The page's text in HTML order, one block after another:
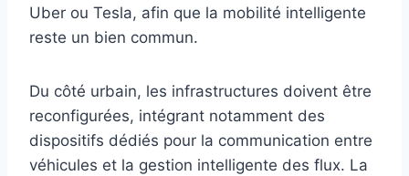
Uber ou Tesla, afin que la mobilité intelligente
reste un bien commun.
Du côté urbain, les infrastructures doivent être
reconfigurées, intégrant notamment des
dispositifs dédiés pour la communication entre
véhicules et la gestion intelligente des flux. La